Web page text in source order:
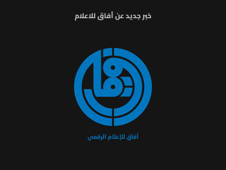
خبر جديد عن أفاق للاعلام